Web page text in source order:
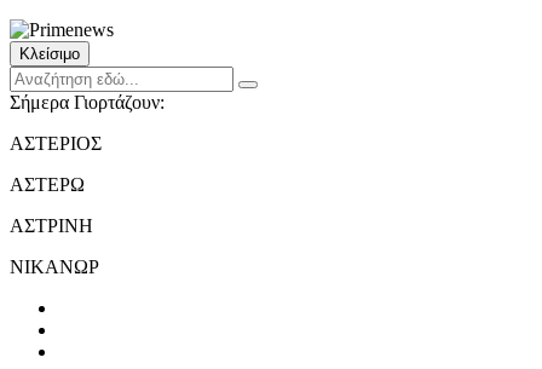
Κλείσιμο
Σήμερα Γιορτάζουν:
ΑΣΤΕΡΙΟΣ
ΑΣΤΕΡΩ
ΑΣΤΡΙΝΗ
ΝΙΚΑΝΩΡ